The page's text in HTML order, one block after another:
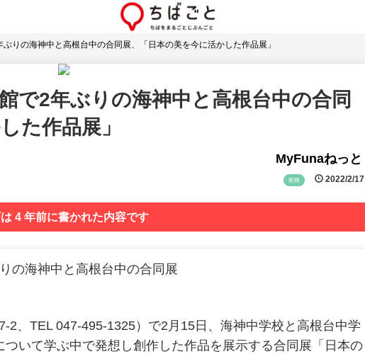
りの海神中と高根台中の合同展、「日本の美を今に活かした作品展」
で2年ぶりの海神中と高根台中の合同
た作品展」
MyFunaねっと
船橋 2022/2/17
は 4 年前に書かれた内容です
の海神中と高根台中の合同展
、TEL 047-495-1325）で2月15日、海神中学校と高根台中学
いて学ぶ中で発想し創作した作品を展示する合同展「日本の